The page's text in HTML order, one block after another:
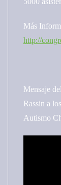
Más
http://
Mensaje
Rassin a
Autismo